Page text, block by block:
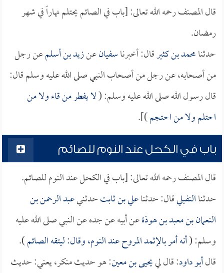
قال المصنف رحمه الله تعالى: [باب في الصائم يحتلم نهاراً في شهر
رمضان.
حدثنامحمد بن كثيرقال: أخبرناسفيانعنزيد بن أسلمعن رجل
من أصحابه، عن رجل من أصحاب النبي صلى الله عليه وسلم قال:
قال رسول الله صلى الله عليه وسلم: (لا يفطر من قاء ولا من
احتلم ولا من احتجم)].
باب في الكحل عند النوم للصائم
قال المصنف رحمه الله تعالى: [باب في الكحل عند النوم للصائم.
حدثناالنفيليقال: حدثناعلي بن ثابتحدثنيعبد الرحمن بن
النعمان بن معبد بن هوذةعن أبيه عن جده عن النبي صلى الله عليه
وسلم: (أنه أمر بالإثمد المروح عند النوم، وقال: ليتقه الصائم).
قالأبو داود: قال لييحيى بن معين: هو حديث منكر، يعني: حديث